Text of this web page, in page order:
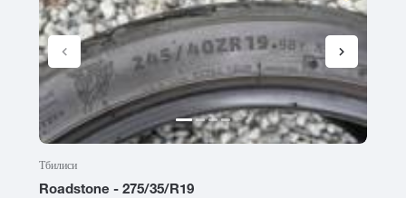
Тбилиси
Roadstone - 275/35/R19